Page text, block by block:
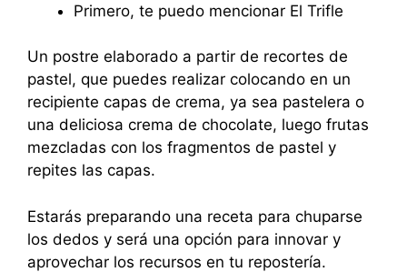
Primero, te puedo mencionar El Trifle
Un postre elaborado a partir de recortes de
pastel, que puedes realizar colocando en un
recipiente capas de crema, ya sea pastelera o
una deliciosa crema de chocolate, luego frutas
mezcladas con los fragmentos de pastel y
repites las capas.
Estarás preparando una receta para chuparse
los dedos y será una opción para innovar y
aprovechar los recursos en tu repostería.